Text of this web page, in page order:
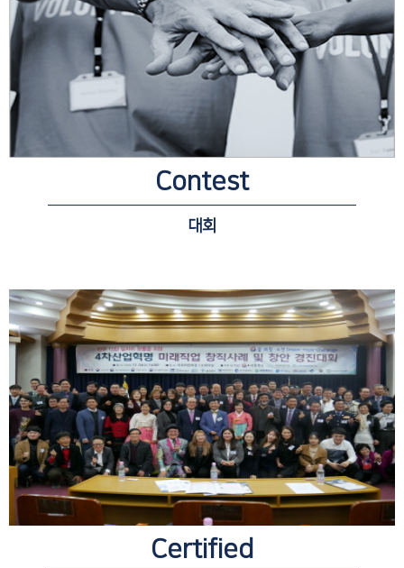
Contest
대회
Certified